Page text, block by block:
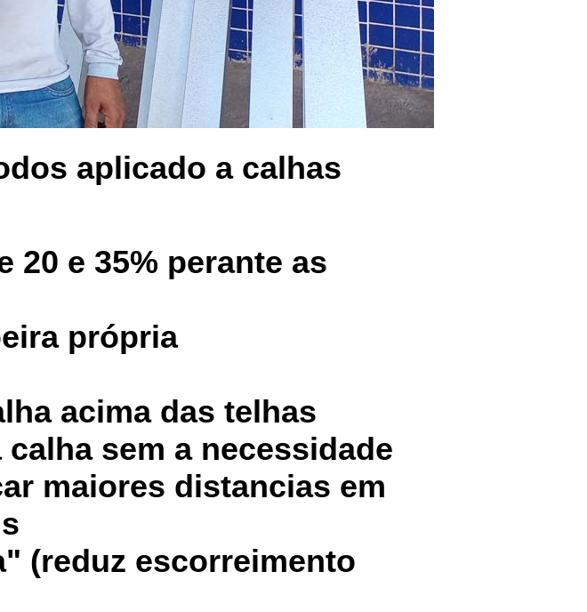
aplicado a calhas
20 e 35% perante as
própria
acima das telhas
sem a necessidade
maiores distancias em
(reduz escorreimento